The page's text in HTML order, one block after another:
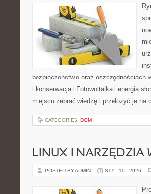
bezpieczeństwie oraz oszczędnościach
i konserwacja i Fotowoltaika i energia
miejscu zebrać wiedzę i przełożyć je na
CATEGORIES: DOM
LINUX I NARZĘDZIA
POSTED BY ADMIN STY - 10 - 2026